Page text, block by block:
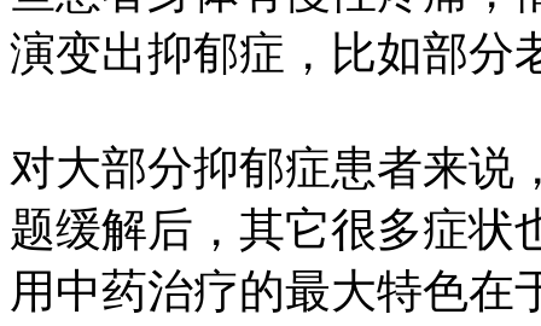
演变出抑郁症，比如部分
对大部分抑郁症患者来说
题缓解后，其它很多症状
用中药治疗的最大特色在